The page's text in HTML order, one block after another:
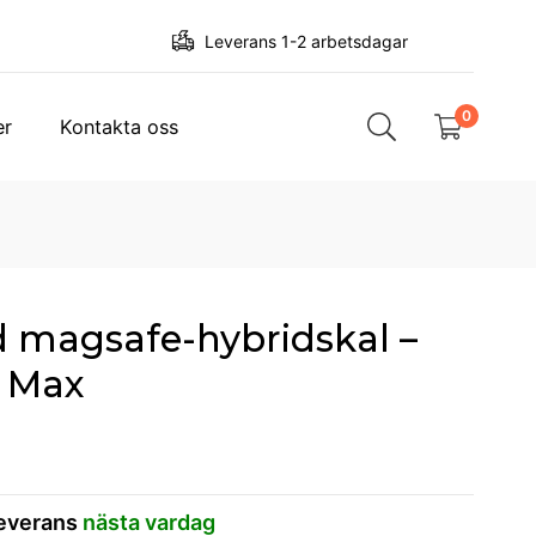
Leverans 1-2 arbetsdagar
Kontakta oss 0
magsafe-hybridskal –
Max
nästa vardag